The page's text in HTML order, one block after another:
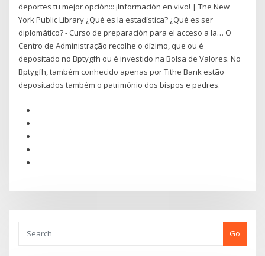
deportes tu mejor opción::: ¡Información en vivo! | The New
York Public Library ¿Qué es la estadística? ¿Qué es ser
diplomático? - Curso de preparación para el acceso a la… O
Centro de Administração recolhe o dízimo, que ou é
depositado no Bptygfh ou é investido na Bolsa de Valores. No
Bptygfh, também conhecido apenas por Tithe Bank estão
depositados também o patrimônio dos bispos e padres.
Go